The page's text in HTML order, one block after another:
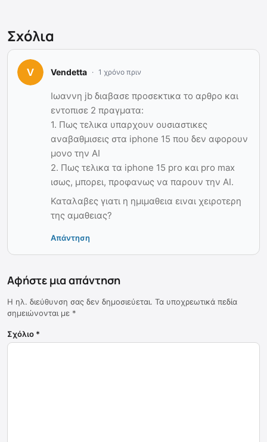
Σχόλια
Vendetta 1 χρόνο πριν
Ιωαννη jb διαβασε προσεκτικα το αρθρο και
εντοπισε 2 πραγματα:
1. Πως τελικα υπαρχουν ουσιαστικες
αναβαθμισεις στα iphone 15 που δεν αφορουν
μονο την AI
2. Πως τελικα τα iphone 15 pro και pro max
ισως, μπορει, προφανως να παρουν την AI.
Καταλαβες γιατι η ημιμαθεια ειναι χειροτερη
της αμαθειας?
Απάντηση
Αφήστε μια απάντηση
Η ηλ. διεύθυνση σας δεν δημοσιεύεται. Τα υποχρεωτικά πεδία
σημειώνονται με *
Σχόλιο *